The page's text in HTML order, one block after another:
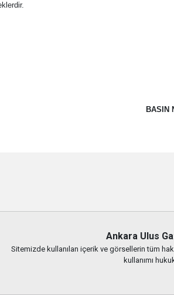
BASIN
Ankara Ulus
Sitemizde kullanılan içerik ve görsellerin tüm
kullanımı